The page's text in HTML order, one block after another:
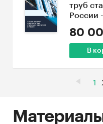
труб
России
80
В
1